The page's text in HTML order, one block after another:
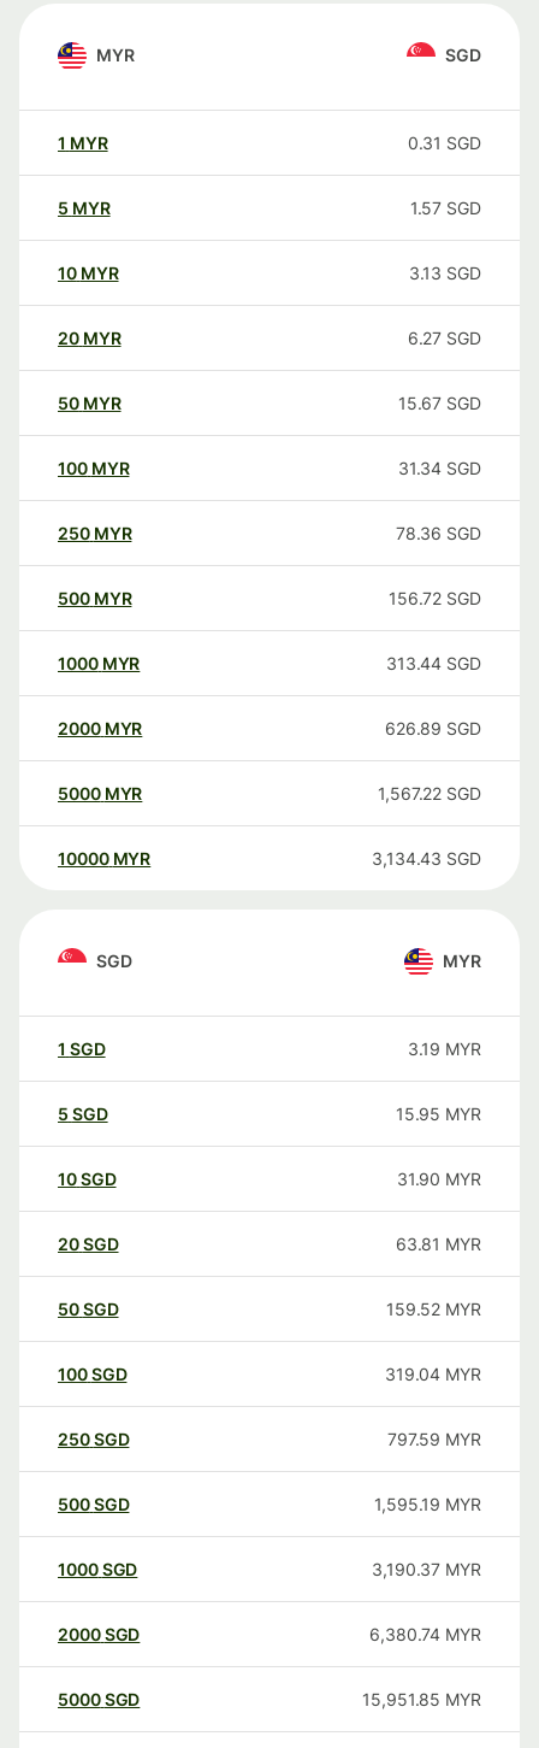
MYR SGD
1 MYR 0.31 SGD
5 MYR 1.57 SGD
10 MYR 3.13 SGD
20 MYR 6.27 SGD
50 MYR 15.67 SGD
100 MYR 31.34 SGD
250 MYR 78.36 SGD
500 MYR 156.72 SGD
1000 MYR 313.44 SGD
2000 MYR 626.89 SGD
5000 MYR 1,567.22 SGD
10000 MYR 3,134.43 SGD
SGD MYR
1 SGD 3.19 MYR
5 SGD 15.95 MYR
10SGD 31.90 MYR
20SGD 63.81 MYR
50SGD 159.52 MYR
100SGD 319.04 MYR
250SGD 797.59 MYR
500SGD 1,595.19 MYR
1000SGD 3,190.37 MYR
2000SGD 6,380.74 MYR
5000SGD 15,951.85 MYR